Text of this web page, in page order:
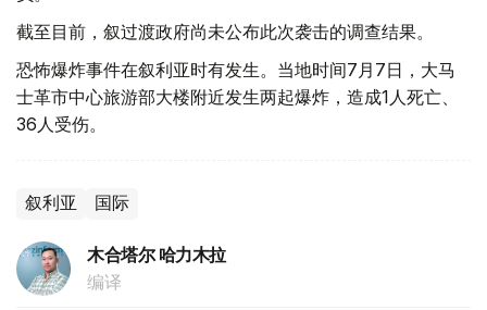
截至目前，叙过渡政府尚未公布此次袭击的调查结果。
恐怖爆炸事件在叙利亚时有发生。当地时间7月7日，大马
士革市中心旅游部大楼附近发生两起爆炸，造成1人死亡、
36人受伤。
叙利亚 国际
木合塔尔 哈力木拉
编译